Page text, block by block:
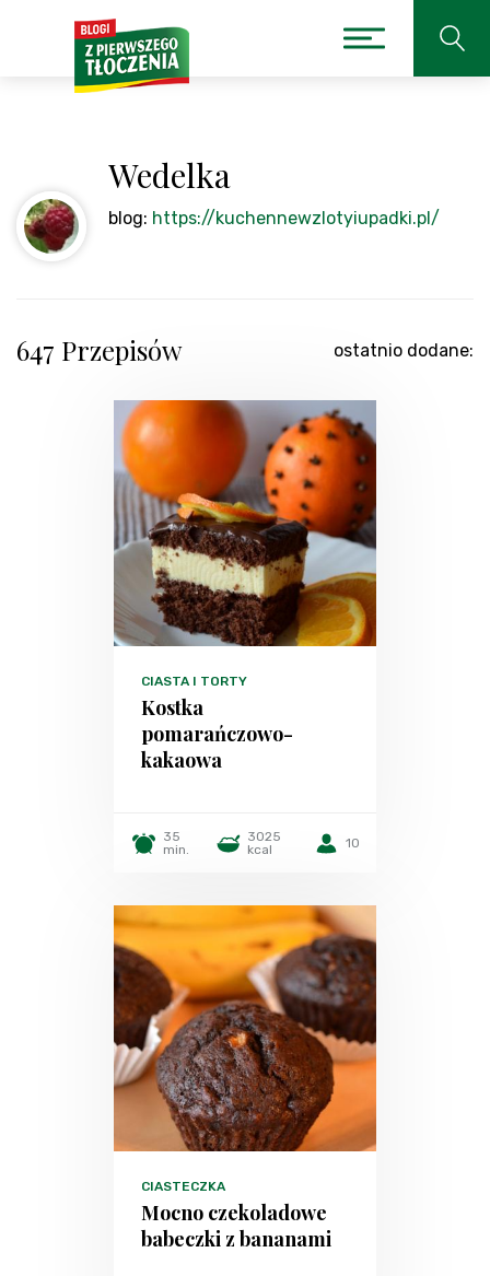
Wedelka
blog: https://kuchennewzlotyiupadki.pl/
647 Przepisów ostatnio dodane:
CIASTA I TORTY
Kostka
pomarańczowo-
kakaowa
35
min.
3025
kcal
10
CIASTECZKA
Mocno czekoladowe
babeczki z bananami